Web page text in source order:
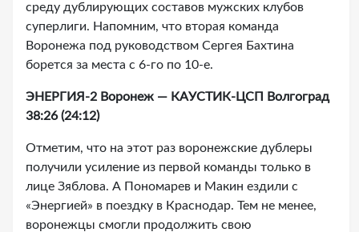
среду дублирующих составов мужских клубов
суперлиги. Напомним, что вторая команда
Воронежа под руководством Сергея Бахтина
борется за места с 6-го по 10-е.
ЭНЕРГИЯ-2 Воронеж — КАУСТИК-ЦСП Волгоград
38:26 (24:12)
Отметим, что на этот раз воронежские дублеры
получили усиление из первой команды только в
лице Зяблова. А Пономарев и Макин ездили с
«Энергией» в поездку в Краснодар. Тем не менее,
воронежцы смогли продолжить свою